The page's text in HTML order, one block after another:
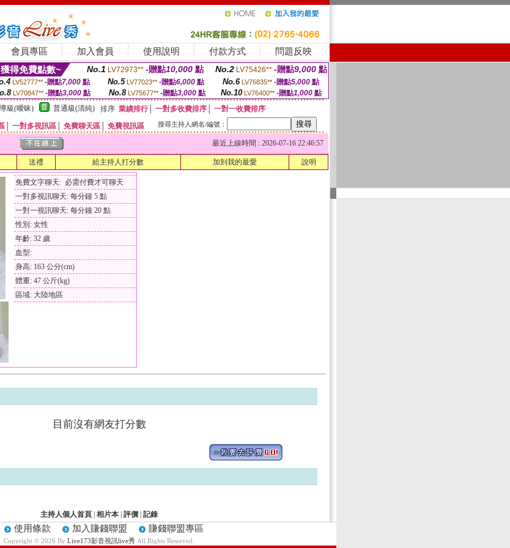
會員專區 加入會員 使用說明 付款方式 問題反映
得免費點數~ No.1 LV72973** -贈點10,000 點 No.2 LV75426** -贈點9,000 點
LV52777** -贈點7,000點 No.5 LV77023** -贈點6,000點 No.6 LV76835** -贈點5,000點
LV70847** -贈點3,000 點 No.8 LV75677** -贈點3,000點 No.10 LV76400** -贈點1,000 點
級(曖昧) 普通級(清純) 排序 業績排行│ 一對多收費排序
一對一收費排序
一對多視訊區 免費聊天區 免費視訊區 搜尋主持人網名/編號：
最近上線時間 : 2026-07-16 22:46:57
送禮 給主持人打分數 加到我的最愛 說明
免費文字聊天: 必需付費才可聊天
一對多視訊聊天: 每分鐘 5 點
一對一視訊聊天: 每分鐘 20 點
性別: 女性
年齡: 32 歲
血型:
身高: 163 公分(cm)
體重: 47 公斤(kg)
區域: 大陸地區
目前沒有網友打分數
主持人個人首頁 相片本 評價 記錄
使用條款 加入賺錢聯盟 賺錢聯盟專區
Copyright © 2026 By Live173影音視訊live秀 All Rights Reserved.